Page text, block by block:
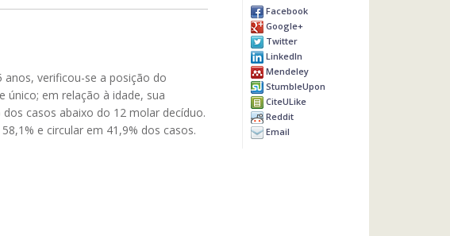
anos, verificou-se a posição do
em relação à idade, sua
casos abaixo do 12 molar decíduo.
e circular em 41,9% dos casos.
Facebook
Google+
Twitter
LinkedIn
Mendeley
StumbleUpon
CiteULike
Reddit
Email